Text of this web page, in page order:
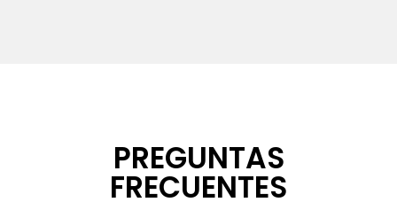
PREGUNTAS
FRECUENTES